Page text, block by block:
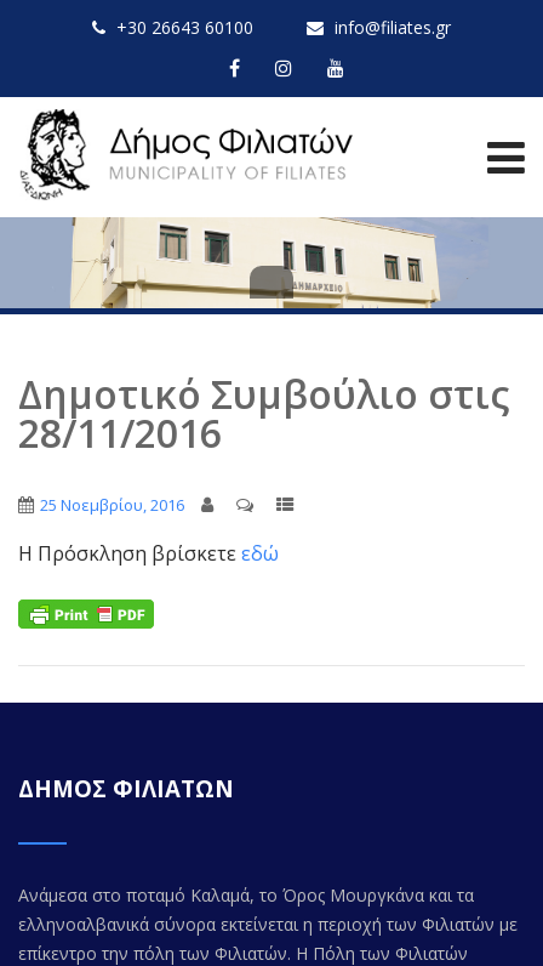
+30 26643 60100 info@filiates.gr
Δημοτικό Συμβούλιο στις
28/11/2016
25 Νοεμβρίου, 2016
Η Πρόσκληση βρίσκετεεδώ
ΔΗΜΟΣ ΦΙΛΙΑΤΩΝ
Ανάμεσα στο ποταμό Καλαμά, το Όρος Μουργκάνα και τα
ελληνοαλβανικά σύνορα εκτείνεται η περιοχή των Φιλιατών με
επίκεντρο την πόλη των Φιλιατών. Η Πόλη των Φιλιατών